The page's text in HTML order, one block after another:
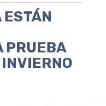
PRUEBA